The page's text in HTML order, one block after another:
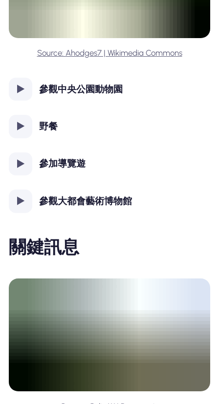
Source: Ahodges7 | Wikimedia Commons
參觀中央公園動物園
野餐
參加導覽遊
參觀大都會藝術博物館
關鍵訊息